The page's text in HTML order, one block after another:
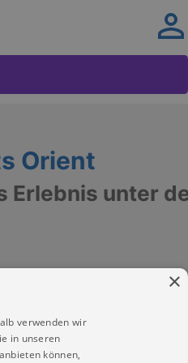
Orient
Erlebnis unter
×
verwenden wir
in unseren
können,